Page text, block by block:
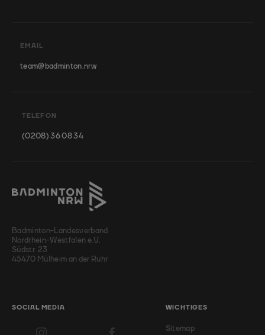
EMAIL
team@badminton.nrw
TELEFON
(0208) 36 08 34
Badminton-Landesverband
Nordrhein-Westfalen e.V.
Südstr. 23
45470 Mülheim an der Ruhr
SOCIAL MEDIA WICHTIGES
Sitemap